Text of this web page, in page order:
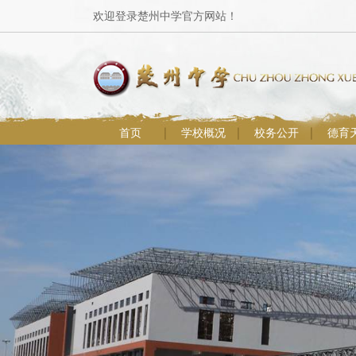
欢迎登录楚州中学官方网站！
首页 学校概况 校务公开 德育